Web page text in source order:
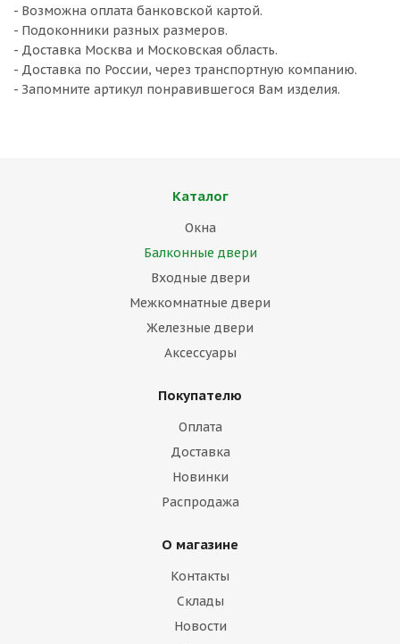
- Возможна оплата банковской картой.
- Подоконники разных размеров.
- Доставка Москва и Московская область.
- Доставка по России, через транспортную компанию.
- Запомните артикул понравившегося Вам изделия.
Каталог
Окна
Балконные двери
Входные двери
Межкомнатные двери
Железные двери
Аксессуары
Покупателю
Оплата
Доставка
Новинки
Распродажа
О магазине
Контакты
Склады
Новости